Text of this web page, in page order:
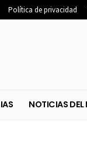
Política de privacidad